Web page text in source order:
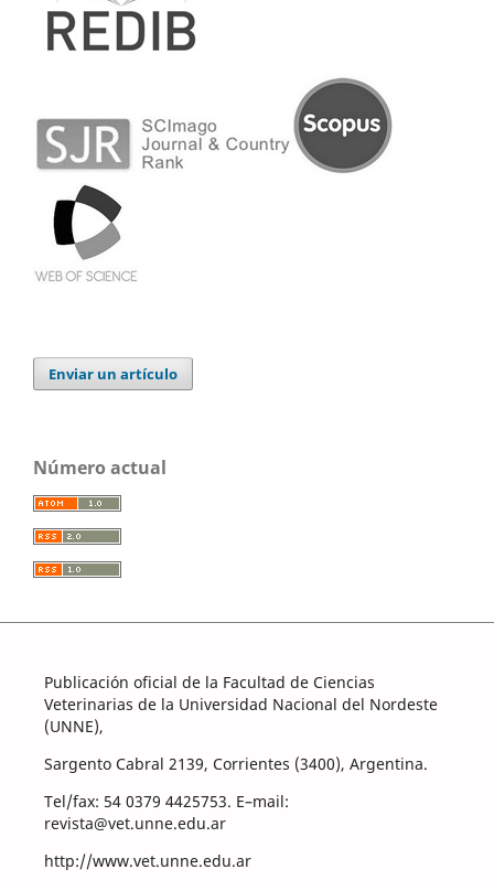
Enviar un artículo
Número actual
Publicación oficial de la Facultad de Ciencias
Veterinarias de la Universidad Nacional del Nordeste
(UNNE),
Sargento Cabral 2139, Corrientes (3400), Argentina.
Tel/fax: 54 0379 4425753. E–mail:
revista@vet.unne.edu.ar
http://www.vet.unne.edu.ar